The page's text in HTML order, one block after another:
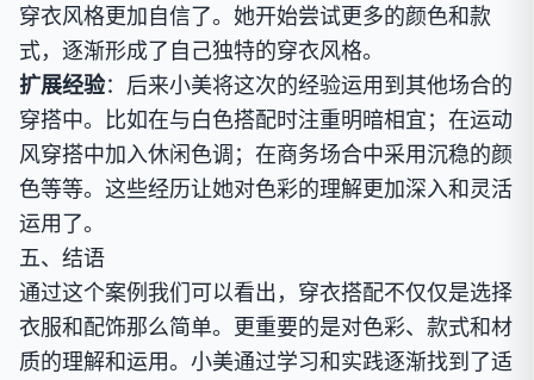
穿衣风格更加自信了。她开始尝试更多的颜色和款
式，逐渐形成了自己独特的穿衣风格。
扩展经验：后来小美将这次的经验运用到其他场合的
穿搭中。比如在与白色搭配时注重明暗相宜；在运动
风穿搭中加入休闲色调；在商务场合中采用沉稳的颜
色等等。这些经历让她对色彩的理解更加深入和灵活
运用了。
五、结语
通过这个案例我们可以看出，穿衣搭配不仅仅是选择
衣服和配饰那么简单。更重要的是对色彩、款式和材
质的理解和运用。小美通过学习和实践逐渐找到了适